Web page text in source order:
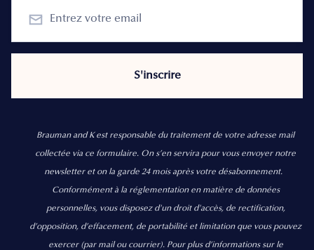
Brauman and K est responsable du traitement de votre adresse mail
collectée via ce formulaire. On s’en servira pour vous envoyer notre
newsletter et on la garde 24 mois après votre désabonnement.
Conformément à la réglementation en matière de données
personnelles, vous disposez d'un droit d'accès, de rectification,
d’opposition, d’effacement, de portabilité et limitation que vous pouvez
exercer (par mail ou courrier). Pour plus d’informations sur le